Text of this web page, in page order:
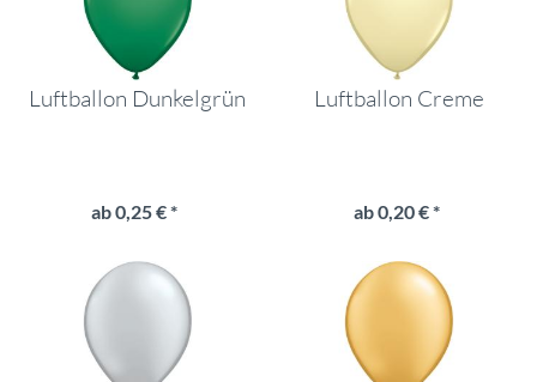
Luftballon Dunkelgrün
ab 0,25 € *
Luftballon Creme
ab 0,20 € *